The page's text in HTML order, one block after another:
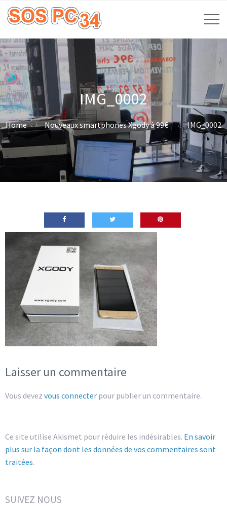
IMG_0002
Home Nouveaux smartphones Xgody à 99€ IMG_0002
Laisser un commentaire
Vous devez vous connecter pour publier un commentaire.
Ce site utilise Akismet pour réduire les indésirables. En savoir
plus sur la façon dont les données de vos commentaires sont
traitées.
SUIVEZ NOUS